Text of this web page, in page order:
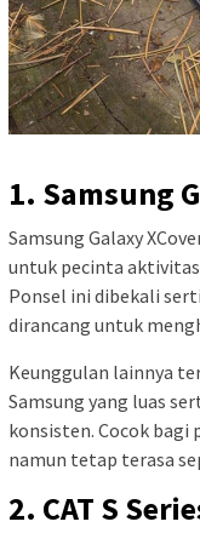
1. Samsung
Samsung Galaxy
untuk pecinta
Ponsel ini dibekali
dirancang untuk
Keunggulan lainnya
Samsung yang luas
konsisten. Cocok bagi
namun tetap terasa
2. CAT S